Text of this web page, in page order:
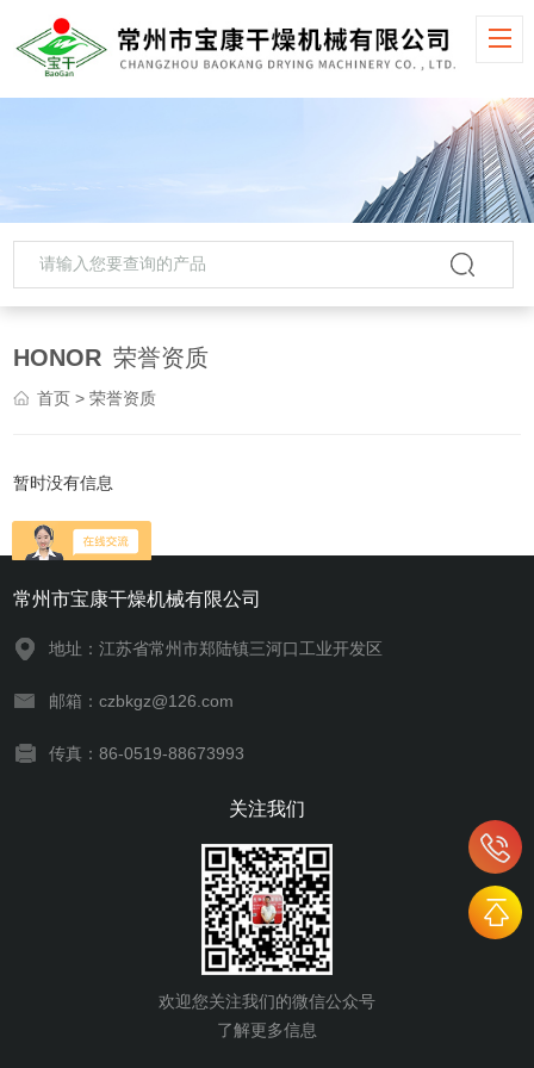
HONOR 荣誉资质
首页 > 荣誉资质
暂时没有信息
常州市宝康干燥机械有限公司
地址：江苏省常州市郑陆镇三河口工业开发区
邮箱：czbkgz@126.com
传真：86-0519-88673993
关注我们
欢迎您关注我们的微信公众号
了解更多信息